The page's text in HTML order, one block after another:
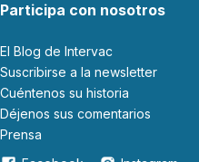
Participa con nosotros
El Blog de Intervac
Suscribirse a la newsletter
Cuéntenos su historia
Déjenos sus comentarios
Prensa